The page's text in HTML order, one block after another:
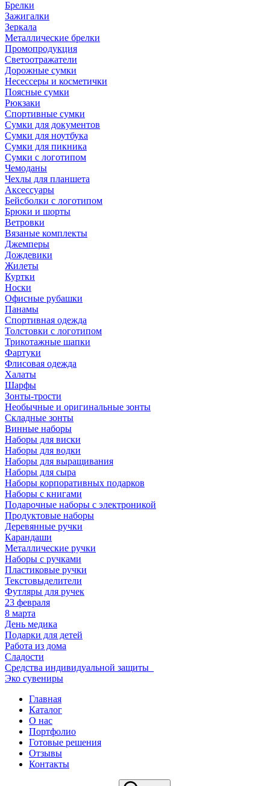
Брелки
Зажигалки
Зеркала
Металлические брелки
Промопродукция
Светоотражатели
Дорожные сумки
Несессеры и косметички
Поясные сумки
Рюкзаки
Спортивные сумки
Сумки для документов
Сумки для ноутбука
Сумки для пикника
Сумки с логотипом
Чемоданы
Чехлы для планшета
Аксессуары
Бейсболки с логотипом
Брюки и шорты
Ветровки
Вязаные комплекты
Джемперы
Дождевики
Жилеты
Куртки
Носки
Офисные рубашки
Панамы
Спортивная одежда
Толстовки с логотипом
Трикотажные шапки
Фартуки
Флисовая одежда
Халаты
Шарфы
Зонты-трости
Необычные и оригинальные зонты
Складные зонты
Винные наборы
Наборы для виски
Наборы для водки
Наборы для выращивания
Наборы для сыра
Наборы корпоративных подарков
Наборы с книгами
Подарочные наборы с электроникой
Продуктовые наборы
Деревянные ручки
Карандаши
Металлические ручки
Наборы с ручками
Пластиковые ручки
Текстовыделители
Футляры для ручек
23 февраля
8 марта
День медика
Подарки для детей
Работа из дома
Сладости
Средства индивидуальной защиты_
Эко сувениры
Главная
Каталог
О нас
Портфолио
Готовые решения
Отзывы
Контакты